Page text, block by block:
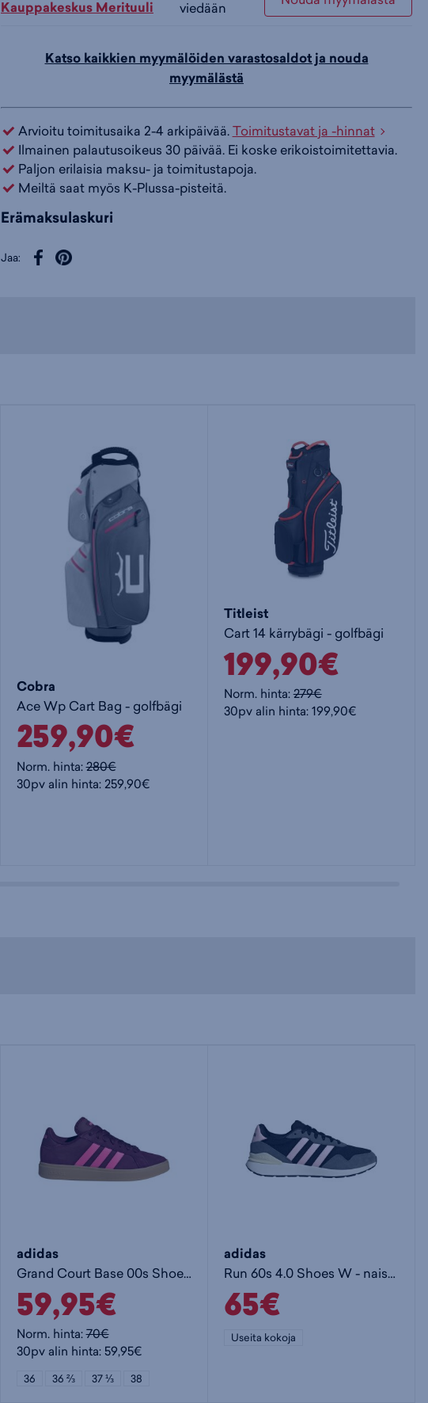
n
: :
Kauppakeskus Merituuli
viedään
Katso kaikkien myymälöiden varastosaldot ja nouda
myymälästä
Arvioitu toimitusaika 2-4 arkipäivää.Toimitustavat ja -hinnat
Ilmainen palautusoikeus 30 päivää. Ei koske erikoistoimitettavia.
Paljon erilaisia maksu- ja toimitustapoja.
Meiltä saat myös K-Plussa-pisteitä.
Erämaksulaskuri
Jaa:
Cobra
Ace Wp Cart Bag - golfbägi
259,90€
Norm. hinta:280€
30pv alin hinta: 259,90€
Titleist
Cart 14 kärrybägi - golfbägi
199,90€
Norm. hinta:279€
30pv alin hinta: 199,90€
adidas
Grand Court Base 00s Shoes W - naisten matalavartiset tennarit
59,95€
Norm. hinta:70€
30pv alin hinta: 59,95€
36 36 ⅔ 37 ⅓ 38
adidas
Run 60s 4.0 Shoes W - naisten matalavartiset tennarit
65€
Useita kokoja